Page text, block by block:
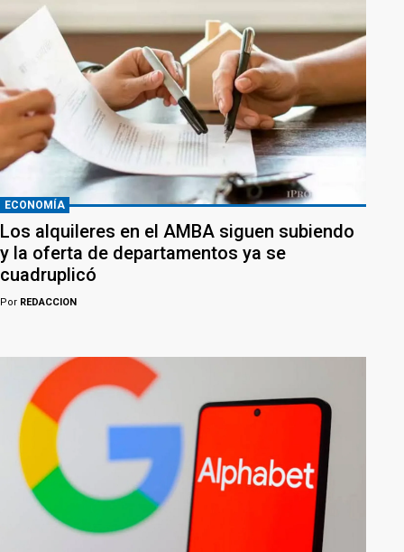
ECONOMÍA
Los alquileres en el AMBA siguen subiendo
y la oferta de departamentos ya se
cuadruplicó
Por REDACCION